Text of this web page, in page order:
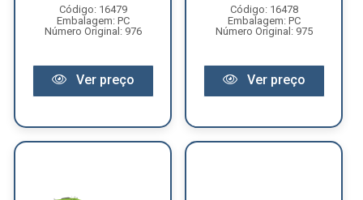
Código: 16479
Embalagem: PC
Número Original: 976
Ver preço
Código: 16478
Embalagem: PC
Número Original: 975
Ver preço